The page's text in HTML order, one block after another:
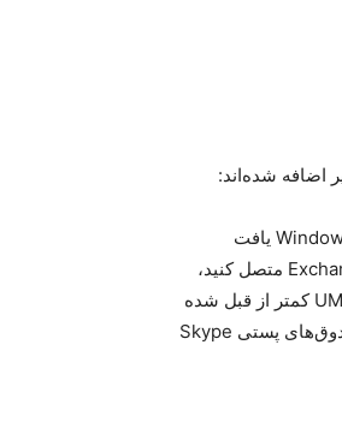
سرویس Unified Messaging یا پیام‌رسانی یکپارچه در تمامی محصولات Windows Server 2019 یافت
می‌شود. در واقع وقتی Skype for Business Server را به Exchange 2013 و Exchange 2016 متصل کنید،
قابلیت فوق فعال می‌شود. در نسخه جدید با تمرکز بر روی Cloud Voicemail دیگر کارایی UM کمتر از قبل شده
است. در واقع با استفاده از پیام‌های صوتی ابری بدون نیاز به UM می‌توانید پیام‌ها را به صندوق‌های پستی Skype